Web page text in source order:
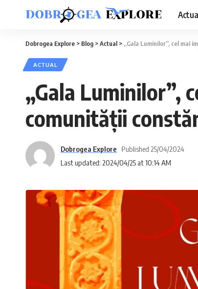
Dobrogea Explore > Blog >Actual > „Gala Luminilor”, cel mai
ACTUAL
„Gala Luminilor”,
comunităţii
Last updated: 2024/04/25 at 10:14 AM
Dobrogea Explore Published 25/04/2024